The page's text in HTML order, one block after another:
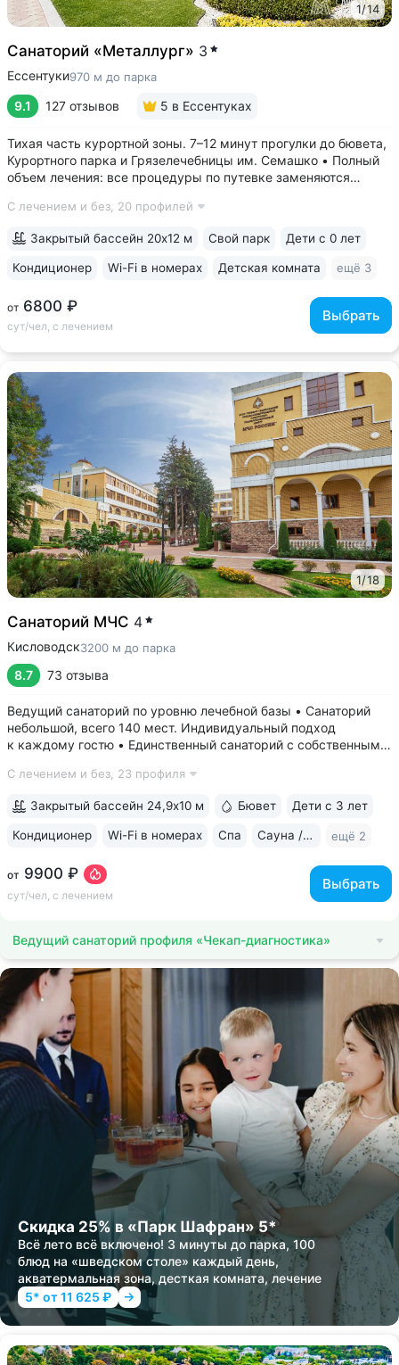
1/14
Санаторий «Металлург» 3
Ессентуки970 м до парка
9.1 127 отзывов 5 в Ессентуках
Тихая часть курортной зоны. 7–12 минут прогулки до бювета,
Курортного парка и Грязелечебницы им. Семашко • Полный
объем лечения: все процедуры по путевке заменяются
путевки включены дорогие процедуры: эндоскопические
С лечением и без, 20 профилей
от 6800 ₽
сут/чел, с лечением
Выбрать
Закрытый бассейн 20х12 м Свой парк Дети с 0 лет
Кондиционер Wi-Fi в номерах Детская комната ещё 3
1/18
Санаторий МЧС 4
Кисловодск3200 м до парка
8.7 73 отзыва
Ведущий санаторий по уровню лечебной базы • Санаторий
небольшой, всего 140 мест. Индивидуальный подход
к каждому гостю • Единственный санаторий c собственными
комплекс CON-TREX (Германия) для диагностики
С лечением и без, 23 профиля
от 9900 ₽
сут/чел, с лечением
Выбрать
Закрытый бассейн 24,9х10 м Бювет Дети с 3 лет
Кондиционер Wi-Fi в номерах Спа Сауна / хаммам ещё 2
Ведущий санаторий профиля «Чекап-диагностика»
Скидка 25% в «Парк Шафран» 5*
Всё лето всё включено! 3 минуты до парка, 100
блюд на «шведском столе» каждый день,
акватермальная зона, десткая комната, лечение
5* от 11 625 ₽